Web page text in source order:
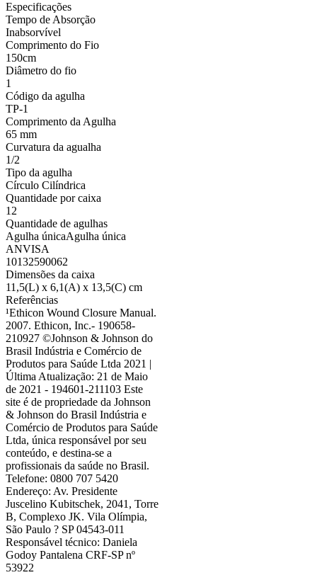
Especificações
Tempo de Absorção
Inabsorvível
Comprimento do Fio
150cm
Diâmetro do fio
1
Código da agulha
TP-1
Comprimento da Agulha
65 mm
Curvatura da agualha
1/2
Tipo da agulha
Círculo Cilíndrica
Quantidade por caixa
12
Quantidade de agulhas
Agulha únicaAgulha única
ANVISA
10132590062
Dimensões da caixa
11,5(L) x 6,1(A) x 13,5(C) cm
Referências
¹Ethicon Wound Closure Manual.
2007. Ethicon, Inc.- 190658-
210927 ©Johnson & Johnson do
Brasil Indústria e Comércio de
Produtos para Saúde Ltda 2021 |
Última Atualização: 21 de Maio
de 2021 - 194601-211103 Este
site é de propriedade da Johnson
& Johnson do Brasil Indústria e
Comércio de Produtos para Saúde
Ltda, única responsável por seu
conteúdo, e destina-se a
profissionais da saúde no Brasil.
Telefone: 0800 707 5420
Endereço: Av. Presidente
Juscelino Kubitschek, 2041, Torre
B, Complexo JK. Vila Olímpia,
São Paulo ? SP 04543-011
Responsável técnico: Daniela
Godoy Pantalena CRF-SP nº
53922